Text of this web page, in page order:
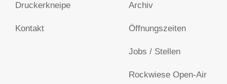
Druckerkneipe
Kontakt
Archiv
Öffnungszeiten
Jobs / Stellen
Rockwiese Open-Air